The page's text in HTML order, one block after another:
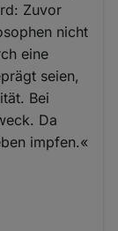
Zuvor
nicht
eine
seien,
Bei
Da
impfen.«